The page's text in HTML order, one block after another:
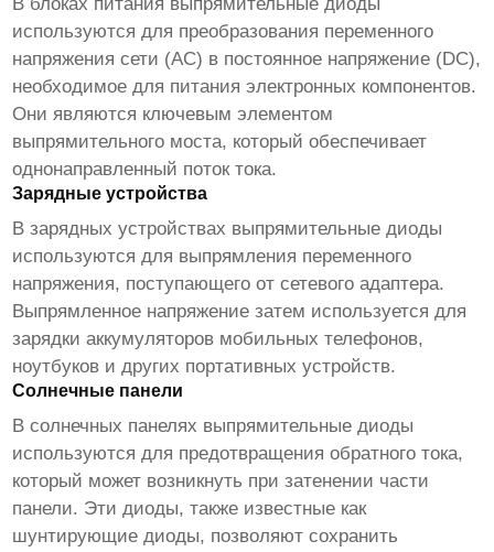
В блоках питания выпрямительные диоды
используются для преобразования переменного
напряжения сети (AC) в постоянное напряжение (DC),
необходимое для питания электронных компонентов.
Они являются ключевым элементом
выпрямительного моста, который обеспечивает
однонаправленный поток тока.
Зарядные устройства
В зарядных устройствах выпрямительные диоды
используются для выпрямления переменного
напряжения, поступающего от сетевого адаптера.
Выпрямленное напряжение затем используется для
зарядки аккумуляторов мобильных телефонов,
ноутбуков и других портативных устройств.
Солнечные панели
В солнечных панелях выпрямительные диоды
используются для предотвращения обратного тока,
который может возникнуть при затенении части
панели. Эти диоды, также известные как
шунтирующие диоды, позволяют сохранить